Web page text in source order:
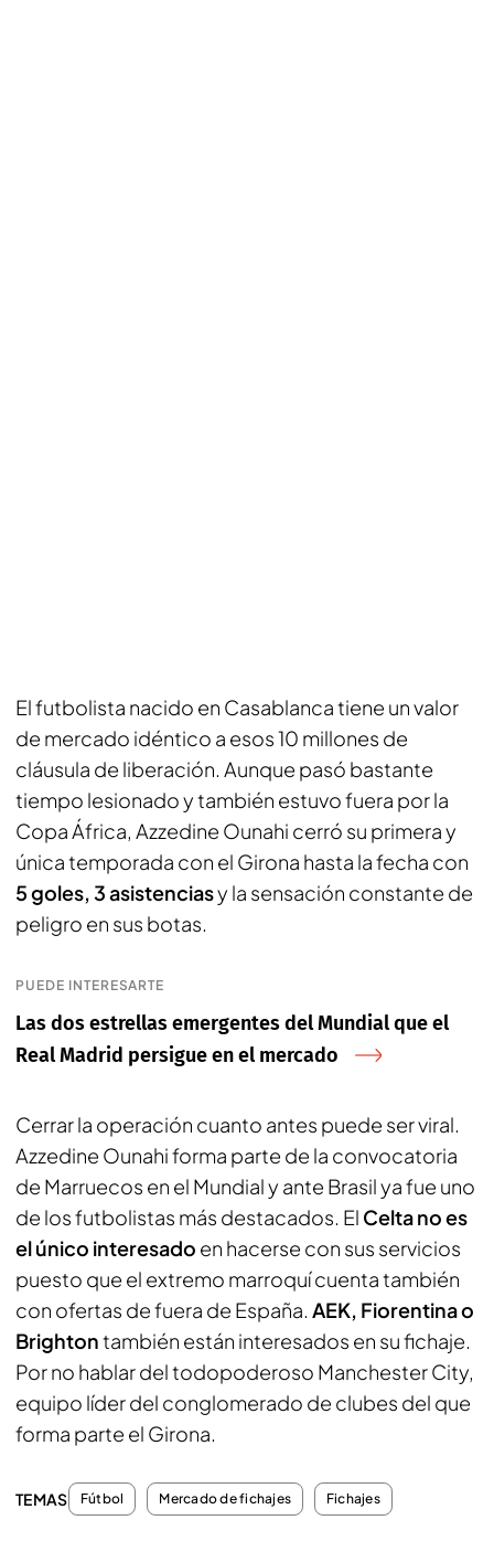
El futbolista nacido en Casablanca tiene un valor
de mercado idéntico a esos 10 millones de
cláusula de liberación. Aunque pasó bastante
tiempo lesionado y también estuvo fuera por la
Copa África, Azzedine Ounahi cerró su primera y
única temporada con el Girona hasta la fecha con
5 goles, 3 asistenciasy la sensación constante de
peligro en sus botas.
PUEDE INTERESARTE
Las dos estrellas emergentes del Mundial que el
Real Madrid persigue en el mercado
Cerrar la operación cuanto antes puede ser viral.
Azzedine Ounahi forma parte de la convocatoria
de Marruecos en el Mundial y ante Brasil ya fue uno
de los futbolistas más destacados. El Celta no es
el único interesado en hacerse con sus servicios
puesto que el extremo marroquí cuenta también
con ofertas de fuera de España. AEK, Fiorentina o
Brightontambién están interesados en su fichaje.
Por no hablar del todopoderoso Manchester City,
equipo líder del conglomerado de clubes del que
forma parte el Girona.
TEMAS Fútbol Mercado de fichajes Fichajes